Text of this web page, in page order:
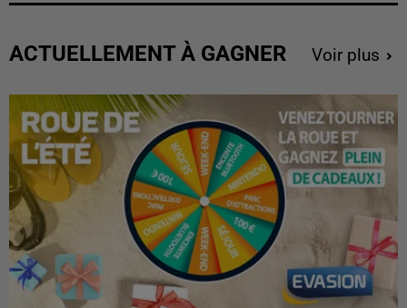
ACTUELLEMENT À GAGNER Voir plus